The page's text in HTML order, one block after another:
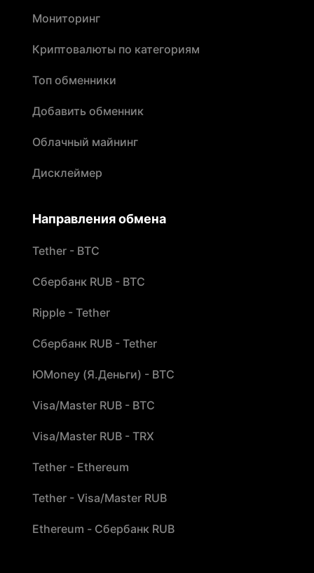
Мониторинг
Криптовалюты по категориям
Топ обменники
Добавить обменник
Облачный майнинг
Дисклеймер
Направления обмена
Tether - BTC
Сбербанк RUB - BTC
Ripple - Tether
Сбербанк RUB - Tether
ЮMoney (Я.Деньги) - BTC
Visa/Master RUB - BTC
Visa/Master RUB - TRX
Tether - Ethereum
Tether - Visa/Master RUB
Ethereum - Сбербанк RUB